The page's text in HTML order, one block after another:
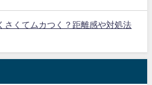
さくてムカつく？距離感や対処法